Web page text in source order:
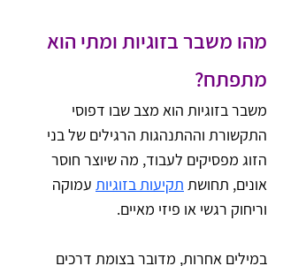
מהו משבר בזוגיות ומתי הוא
מתפתח?
משבר בזוגיות הוא מצב שבו דפוסי
התקשורת וההתנהגות הרגילים של בני
הזוג מפסיקים לעבוד, מה שיוצר חוסר
אונים, תחושת תקיעות בזוגיות עמוקה
וריחוק רגשי או פיזי מאיים.
במילים אחרות, מדובר בצומת דרכים